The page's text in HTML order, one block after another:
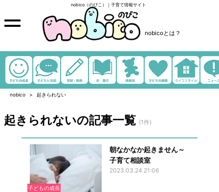
nobico（のびこ）｜子育て情報サイト
nobicoとは？
nobico 起きられない
起きられないの記事一覧 (1件)
子どもの成長
朝なかなか起きません～
子育て相談室
2023.03.24 21:06